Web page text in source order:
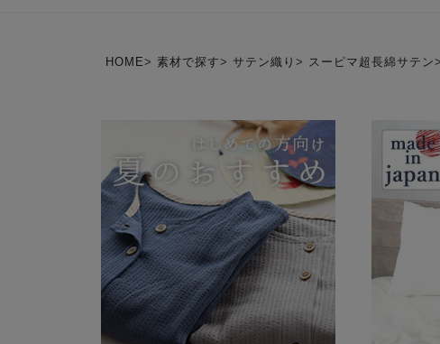
HOME 素材で探す サテン織り スーピマ超長綿サテン